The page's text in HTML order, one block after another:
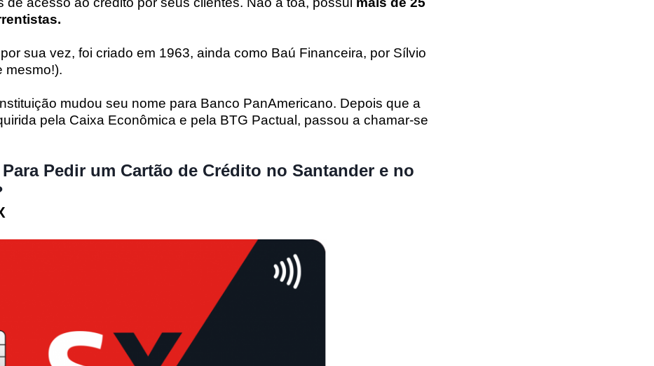
sua vez, foi criado em 1963, ainda como Baú Financeira, por Sílvio
mesmo!).
mudou seu nome para Banco PanAmericano. Depois que a
pela Caixa Econômica e pela BTG Pactual, passou a chamar-se
Pedir um Cartão de Crédito no Santander e no